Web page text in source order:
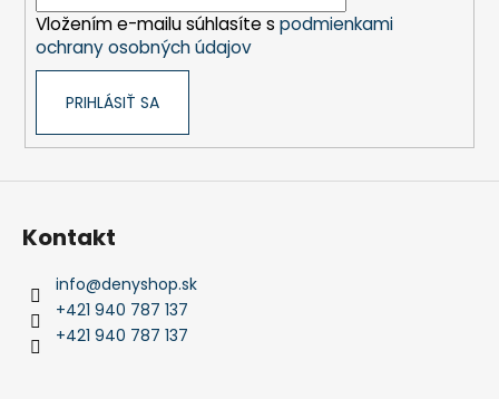
Vložením e-mailu súhlasíte s podmienkami
ochrany osobných údajov
PRIHLÁSIŤ SA
Kontakt
info@denyshop.sk
+421 940 787 137
+421 940 787 137